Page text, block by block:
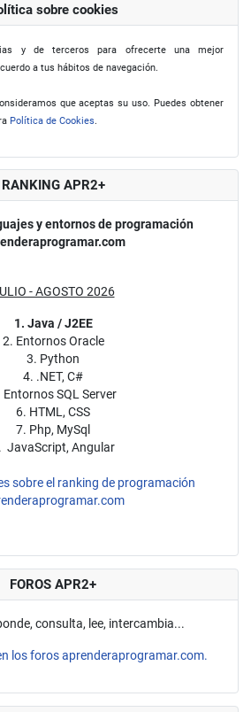
sobre cookies
y de terceros para ofrecerte una mejor
a tus hábitos de navegación.
que aceptas su uso. Puedes obtener
Política de Cookies.
RANKING APR2+
y entornos de programación
- AGOSTO 2026
1. Java / J2EE
2. Entornos Oracle
3. Python
4. .NET, C#
Entornos SQL Server
6. HTML, CSS
7. Php, MySql
JavaScript, Angular
sobre el ranking de programación
FOROS APR2+
consulta, lee, intercambia...
los foros aprenderaprogramar.com.